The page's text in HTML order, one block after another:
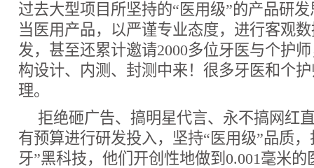
过去大型项目所坚持的“医用级”的产品研
当医用产品，以严谨专业态度，进行客观
发，甚至还累计邀请2000多位牙医与个护
构设计、内测、封测中来！很多牙医和个
理。
拒绝砸广告、搞明星代言、永不搞网红
有预算进行研发投入，坚持“医用级”品质
牙”黑科技，他们开创性地做到0.001毫米